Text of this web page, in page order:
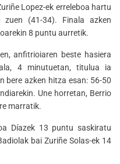
Lopez-ek erreleboa hartu
(41-34). Finala azken
8 puntu aurretik.
anfitrioiaren beste hasiera
4 minutuetan, titulua ia
bere azken hitza esan: 56-50
Une horretan, Berrio
marratik.
Díazek 13 puntu saskiratu
bai Zuriñe Solas-ek 14